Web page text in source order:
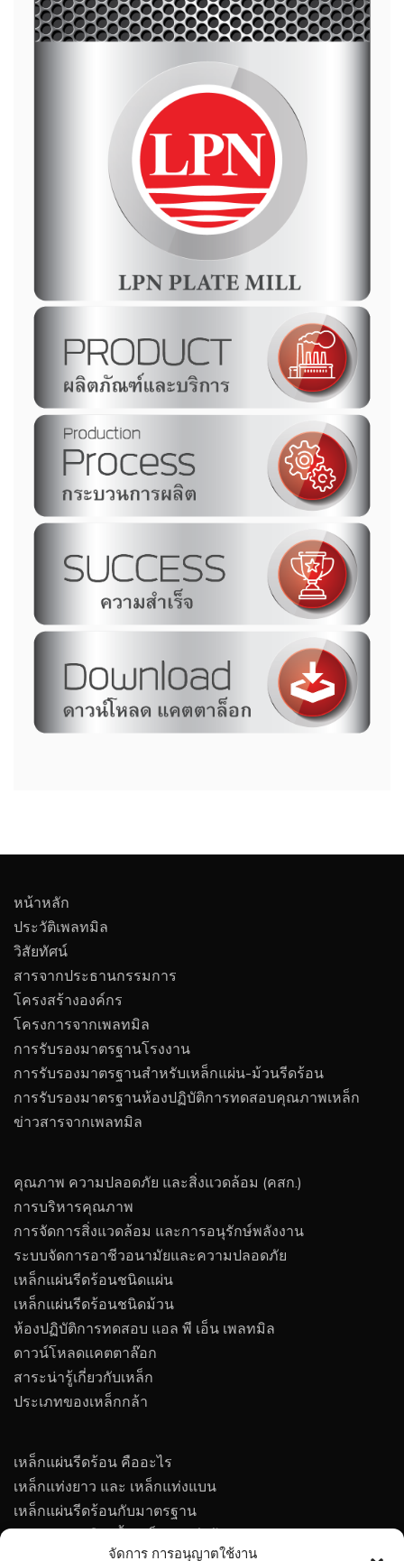
จัดการ การอนุญาตใช้งาน
หน้าหลัก
ประวัติเพลทมิล
วิสัยทัศน์
สารจากประธานกรรมการ
โครงสร้างองค์กร
โครงการจากเพลทมิล
การรับรองมาตรฐานโรงงาน
การรับรองมาตรฐานสำหรับเหล็กแผ่น-ม้วนรีดร้อน
การรับรองมาตรฐานห้องปฏิบัติการทดสอบคุณภาพเหล็ก
ข่าวสารจากเพลทมิล
คุณภาพ ความปลอดภัย และสิ่งแวดล้อม (คสก.)
การบริหารคุณภาพ
การจัดการสิ่งแวดล้อม และการอนุรักษ์พลังงาน
ระบบจัดการอาชีวอนามัยและความปลอดภัย
เหล็กแผ่นรีดร้อนชนิดแผ่น
เหล็กแผ่นรีดร้อนชนิดม้วน
ห้องปฏิบัติการทดสอบ แอล พี เอ็น เพลทมิล
ดาวน์โหลดเเคตตาล๊อก
สาระน่ารู้เกี่ยวกับเหล็ก
ประเภทของเหล็กกล้า
เหล็กแผ่นรีดร้อน คืออะไร
เหล็กแท่งยาว และ เหล็กแท่งแบน
เหล็กแผ่นรีดร้อนกับมาตรฐาน